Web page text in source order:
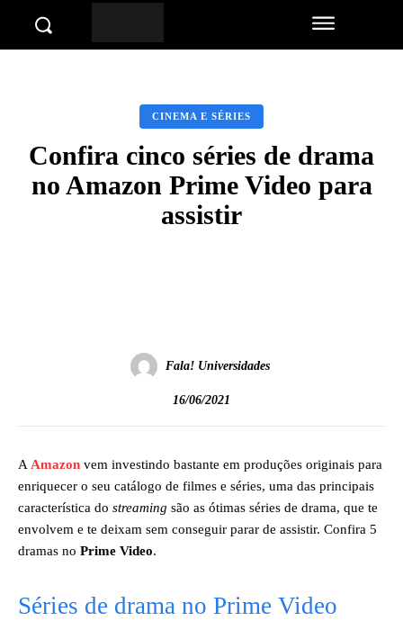
CINEMA E SÉRIES
Confira cinco séries de drama
no Amazon Prime Video para
assistir
Fala! Universidades
16/06/2021
A Amazon vem investindo bastante em produções originais para
enriquecer o seu catálogo de filmes e séries, uma das principais
característica do streaming são as ótimas séries de drama, que te
envolvem e te deixam sem conseguir parar de assistir. Confira 5
dramas no Prime Video.
Séries de drama no Prime Video